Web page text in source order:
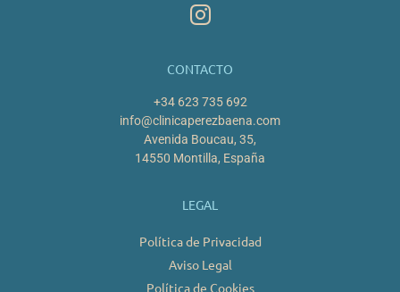
CONTACTO
+34 623 735 692
info@clinicaperezbaena.com
Avenida Boucau, 35,
14550 Montilla, España
LEGAL
Política de Privacidad
Aviso Legal
Política de Cookies